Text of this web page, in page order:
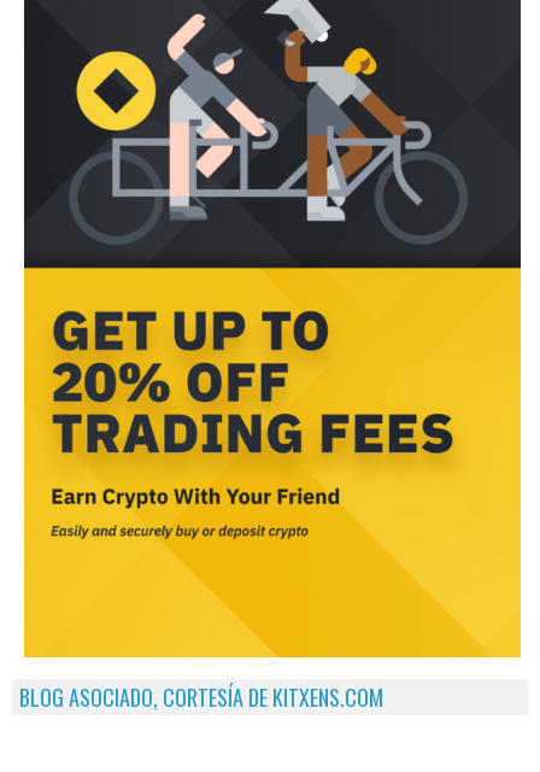
BLOG ASOCIADO, CORTESÍA DE KITXENS.COM